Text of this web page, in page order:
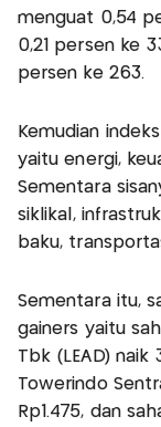
menguat 0,54
0,21 persen ke
persen ke 263.
Kemudian
yaitu energi,
Sementara
siklikal,
baku,
Sementara itu,
gainers yaitu
Tbk (LEAD) naik
Towerindo
Rp1.475, dan